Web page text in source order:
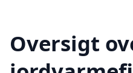
Oversigt